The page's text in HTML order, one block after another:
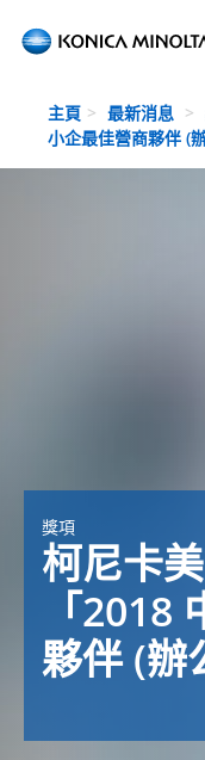
Skip to main content
主頁 最新消息
小企最佳營商夥伴 (
獎項
柯尼卡
「2018
夥伴 (辦